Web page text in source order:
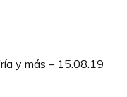
y más – 15.08.19